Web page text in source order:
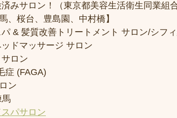
みサロン！（東京都美容生活衛生同業組
、桜台、豊島園、中村橋】
& 髪質改善トリートメント サロン/シフィ
ドマッサージ サロン
ロン
症 (FAGA)
ン
パサロン